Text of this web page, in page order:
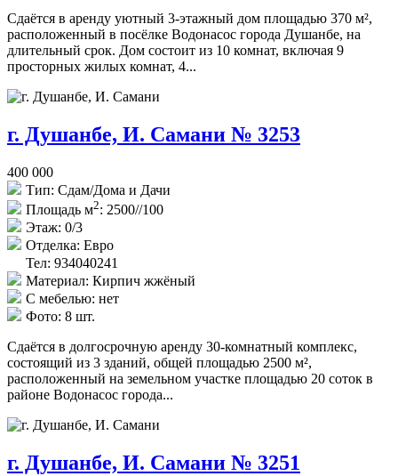
Сдаётся в аренду уютный 3-этажный дом площадью 370 м²,
расположенный в посёлке Водонасос города Душанбе, на
длительный срок. Дом состоит из 10 комнат, включая 9
просторных жилых комнат, 4...
г. Душанбе, И. Самани № 3253
400 000
Тип: Сдам/Дома и Дачи
Площадь м2: 2500//100
Этаж: 0/3
Отделка: Евро
Тел: 934040241
Материал: Кирпич жжёный
С мебелью: нет
Фото: 8 шт.
Сдаётся в долгосрочную аренду 30-комнатный комплекс,
состоящий из 3 зданий, общей площадью 2500 м²,
расположенный на земельном участке площадью 20 соток в
районе Водонасос города...
г. Душанбе, И. Самани № 3251